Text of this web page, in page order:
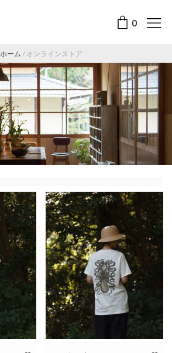
0
ホーム / オンラインストア